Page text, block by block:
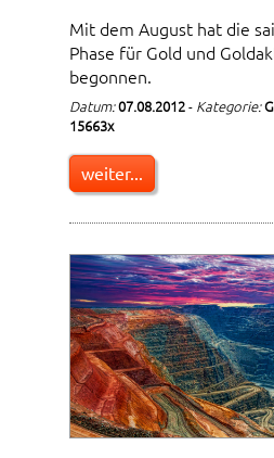
Mit dem August hat die
Phase für Gold und
begonnen.
Datum:07.08.2012- Kategorie:
15663x
weiter...